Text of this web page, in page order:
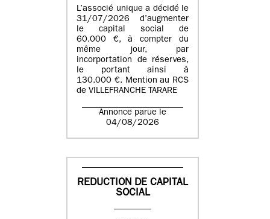
L’associé unique a décidé le
31/07/2026 d’augmenter
le capital social de
60.000 €, à compter du
même jour, par
incorportation de réserves,
le portant ainsi à
130.000 €. Mention au RCS
de VILLEFRANCHE TARARE
Annonce parue le
04/08/2026
REDUCTION DE CAPITAL
SOCIAL